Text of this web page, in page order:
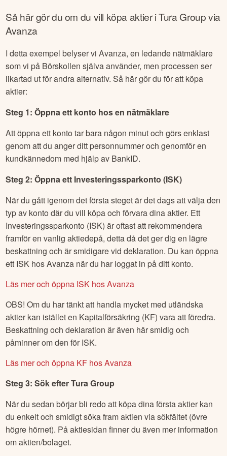
Så här gör du om du vill köpa aktier iTura Groupvia
Avanza
I detta exempel belyser vi Avanza, en ledande nätmäklare
som vi på Börskollen själva använder, men processen ser
likartad ut för andra alternativ. Så här gör du för att köpa
aktier:
Steg 1: Öppna ett konto hos en nätmäklare
Att öppna ett konto tar bara någon minut och görs enklast
genom att du anger ditt personnummer och genomför en
kundkännedom med hjälp av BankID.
Steg 2: Öppna ett Investeringssparkonto (ISK)
När du gått igenom det första steget är det dags att välja den
typ av konto där du vill köpa och förvara dina aktier. Ett
Investeringssparkonto (ISK) är oftast att rekommendera
framför en vanlig aktiedepå, detta då det ger dig en lägre
beskattning och är smidigare vid deklaration. Du kan öppna
ett ISK hos Avanza när du har loggat in på ditt konto.
Läs mer och öppna ISK hos Avanza
OBS! Om du har tänkt att handla mycket med utländska
aktier kan istället en Kapitalförsäkring (KF) vara att föredra.
Beskattning och deklaration är även här smidig och
påminner om den för ISK.
Läs mer och öppna KF hos Avanza
Steg 3: Sök efterTura Group
När du sedan börjar bli redo att köpa dina första aktier kan
du enkelt och smidigt söka fram aktien via sökfältet (övre
högre hörnet). På aktiesidan finner du även mer information
om aktien/bolaget.